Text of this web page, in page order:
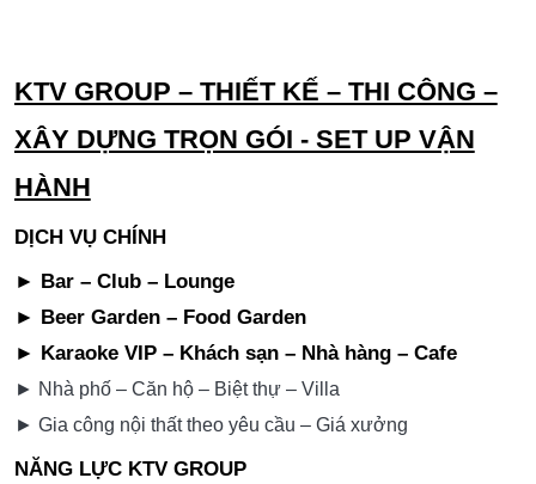
KTV GROUP – THIẾT KẾ – THI CÔNG –
XÂY DỰNG TRỌN GÓI - SET UP VẬN
HÀNH
DỊCH VỤ CHÍNH
► Bar – Club – Lounge
► Beer Garden – Food Garden
► Karaoke VIP – Khách sạn – Nhà hàng – Cafe
► Nhà phố – Căn hộ – Biệt thự – Villa
► Gia công nội thất theo yêu cầu – Giá xưởng
NĂNG LỰC KTV GROUP